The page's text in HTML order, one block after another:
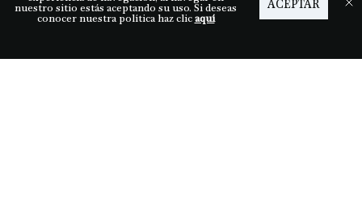
Descubre LDS
ACEPTAR
nuestro sitio estás aceptando su uso. Si deseas
conocer nuestra política haz clicaquí